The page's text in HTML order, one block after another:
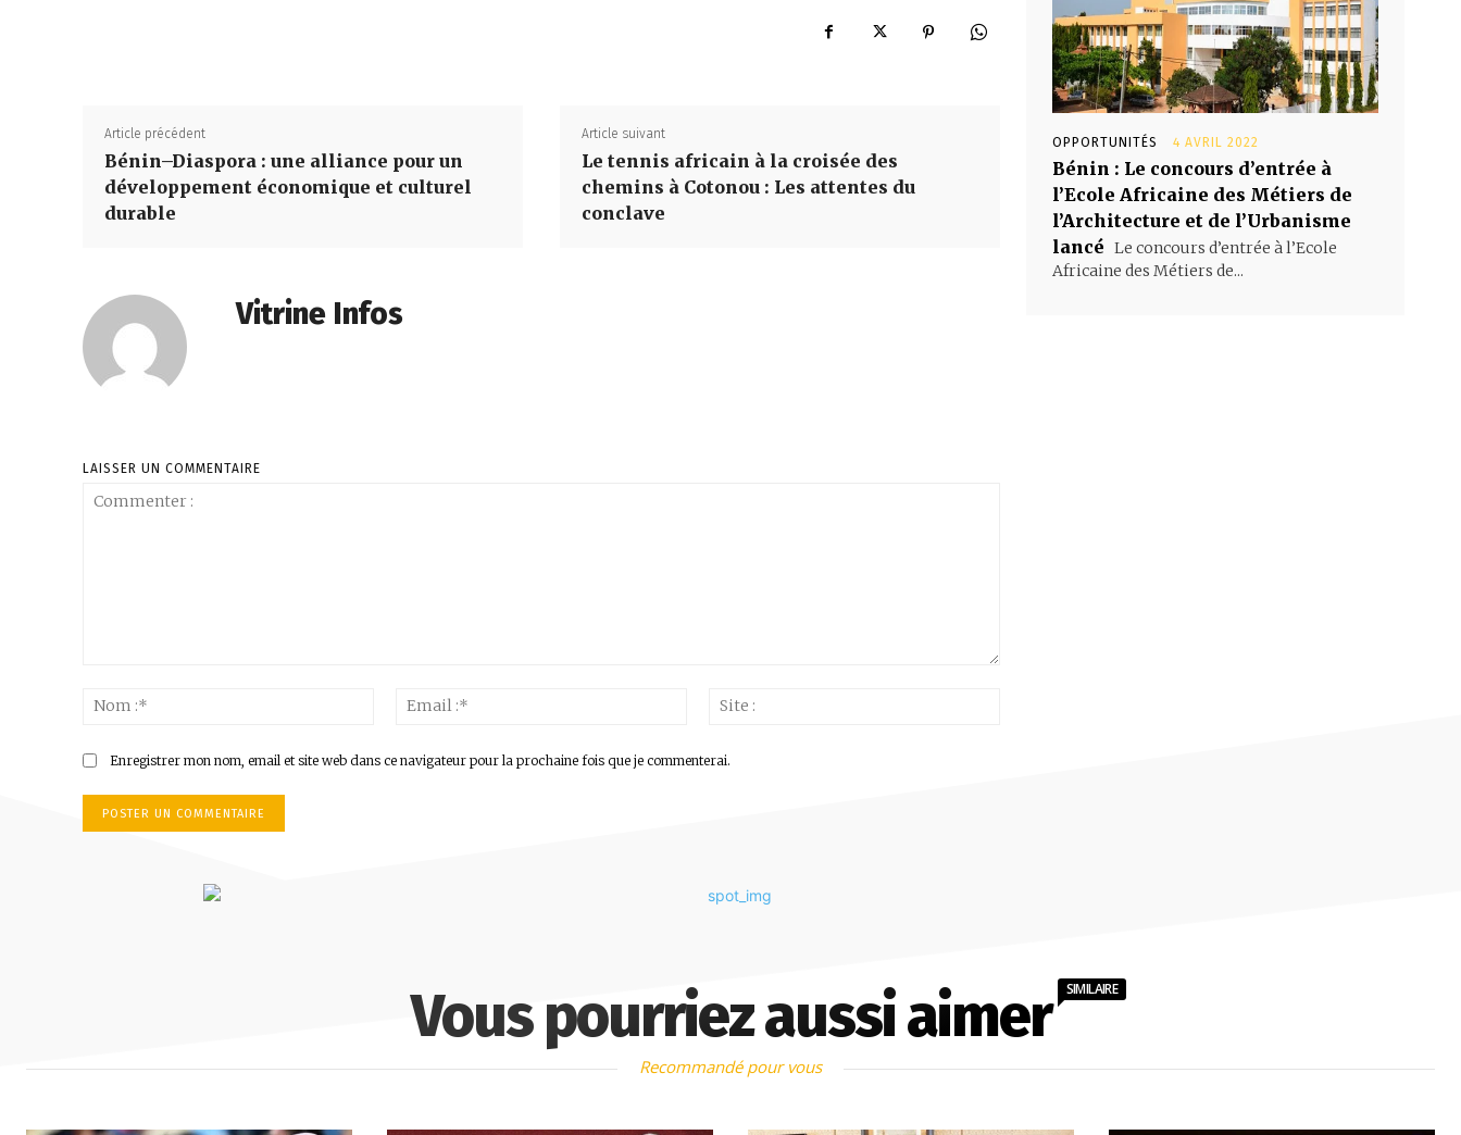
Article précédent
Bénin–Diaspora : une alliance pour un
développement économique et culturel
durable
Article suivant
Le tennis africain à la croisée des
chemins à Cotonou : Les attentes du
conclave
Vitrine Infos
LAISSER UN COMMENTAIRE
Email
Enregistrer mon nom, email et site web dans ce navigateur pour la prochaine fois que je commenterai.
OPPORTUNITÉS 4 AVRIL 2022
Bénin : Le concours d’entrée à
l’Ecole Africaine des Métiers de
l’Architecture et de l’Urbanisme
lancé Le concours d’entrée à l’Ecole
Africaine des Métiers de...
Vous pourriez aussi aimer SIMILAIRE
Recommandé pour vous